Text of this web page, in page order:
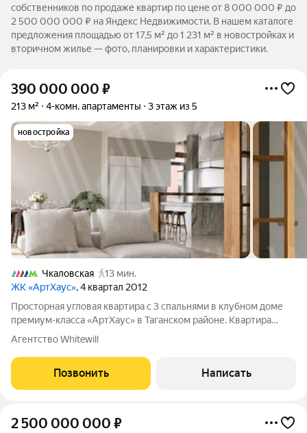
собственников по продаже квартир по цене от 8 000 000 ₽ до
2 500 000 000 ₽ на Яндекс Недвижимости. В нашем каталоге
предложения площадью от 17,5 м² до 1 231 м² в новостройках и
вторичном жилье — фото, планировки и характеристики.
390 000 000 ₽
213 м² 4-комн. апартаменты 3 этаж из 5
новостройка
Чкаловская
13 мин.
ЖК «АртХаус», 4 квартал 2012
Просторная угловая квартира с 3 спальнями в клубном доме
премиум-класса «АртХаус» в Таганском районе. Квартира
площадью 213 м расположена на 3 этаже. Дизайнерская
Потолки высотой 3,8 метра,
Агентство Whitewill
Позвонить Написать
2 500 000 000 ₽